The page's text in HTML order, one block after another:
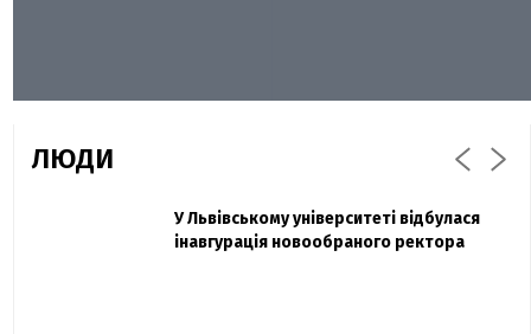
ЛЮДИ
Павло Дак
«Час не лікує, лише притуплює біль»:
Захисник "Азовсталі" Діанов вдруге
одружився та показав фото з весілля
У Львівському університеті відбулася
інавгурація новообраного ректора